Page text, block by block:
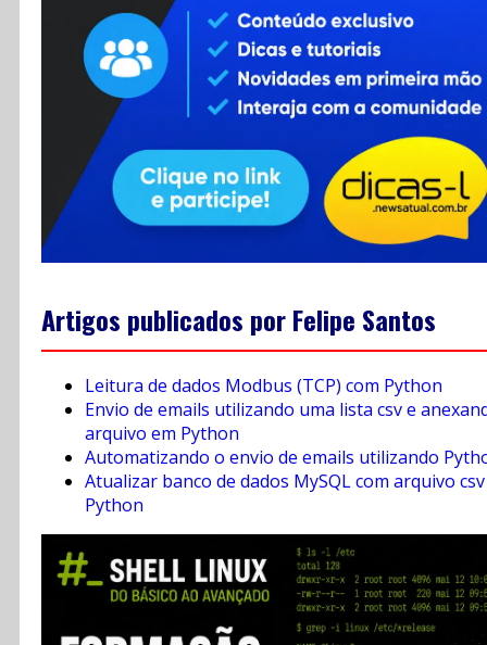
Contato
RSS
Artigos publicados por Felipe Santos
Leitura de dados Modbus (TCP) com Python
Envio de emails utilizando uma lista csv e
arquivo em Python
Automatizando o envio de emails utilizando
Atualizar banco de dados MySQL com arquivo
Python